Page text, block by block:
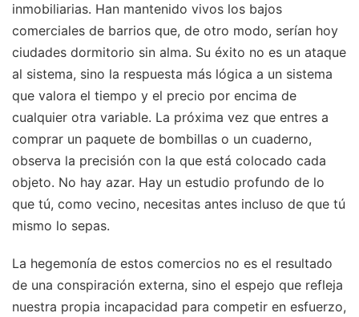
inmobiliarias. Han mantenido vivos los bajos
comerciales de barrios que, de otro modo, serían hoy
ciudades dormitorio sin alma. Su éxito no es un ataque
al sistema, sino la respuesta más lógica a un sistema
que valora el tiempo y el precio por encima de
cualquier otra variable. La próxima vez que entres a
comprar un paquete de bombillas o un cuaderno,
observa la precisión con la que está colocado cada
objeto. No hay azar. Hay un estudio profundo de lo
que tú, como vecino, necesitas antes incluso de que tú
mismo lo sepas.
La hegemonía de estos comercios no es el resultado
de una conspiración externa, sino el espejo que refleja
nuestra propia incapacidad para competir en esfuerzo,